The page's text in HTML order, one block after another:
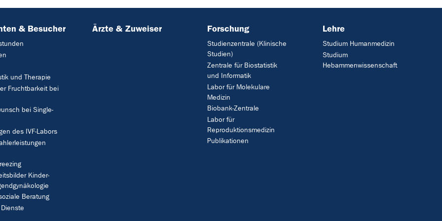
& Besucher
und Therapie
Fruchtbarkeit bei
bei Single-
des IVF-Labors
Kinder-
Beratung
Ärzte & Zuweiser Forschung
Studienzentrale (Klinische
Studien)
Zentrale für Biostatistik
und Informatik
Labor für Molekulare
Medizin
Biobank-Zentrale
Labor für
Reproduktionsmedizin
Publikationen
Lehre
Studium Humanmedizin
Studium
Hebammenwissenschaft